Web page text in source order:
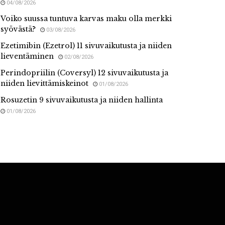
04/08/2026
Voiko suussa tuntuva karvas maku olla merkki
syövästä?
03/08/2026
Ezetimibin (Ezetrol) 11 sivuvaikutusta ja niiden
lieventäminen
02/08/2026
Perindopriilin (Coversyl) 12 sivuvaikutusta ja
niiden lievittämiskeinot
01/08/2026
Rosuzetin 9 sivuvaikutusta ja niiden hallinta
01/08/2026